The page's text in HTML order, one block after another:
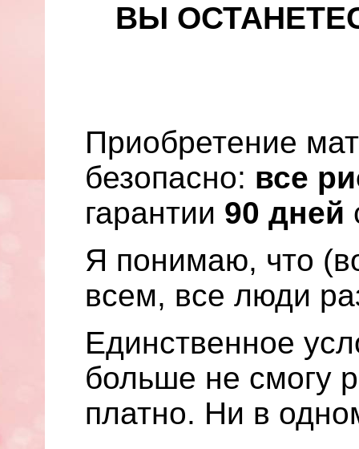
ВЫ
Приобретение
безопасно: все
гарантии 90 дней
Я понимаю, что
всем, все люди
Единственное
больше не смогу
платно. Ни в